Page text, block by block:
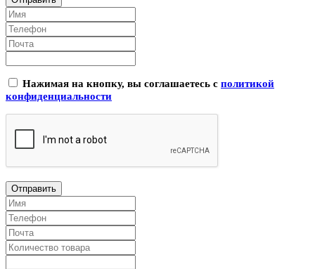
Нажимая на кнопку, вы соглашаетесь с политикой
конфиденциальности